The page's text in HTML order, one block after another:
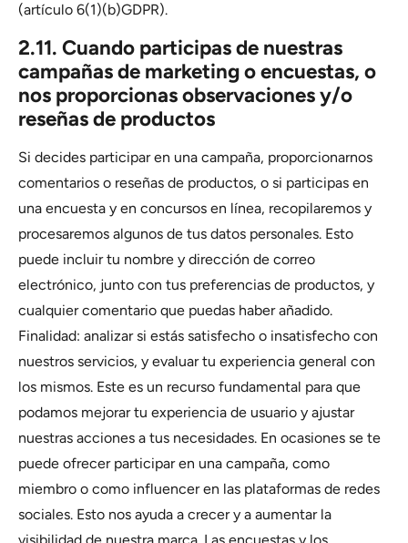
(artículo 6(1)(b)GDPR).
2.11. Cuando participas de nuestras
campañas de marketing o encuestas, o
nos proporcionas observaciones y/o
reseñas de productos
Si decides participar en una campaña, proporcionarnos
comentarios o reseñas de productos, o si participas en
una encuesta y en concursos en línea, recopilaremos y
procesaremos algunos de tus datos personales. Esto
puede incluir tu nombre y dirección de correo
electrónico, junto con tus preferencias de productos, y
cualquier comentario que puedas haber añadido.
Finalidad: analizar si estás satisfecho o insatisfecho con
nuestros servicios, y evaluar tu experiencia general con
los mismos. Este es un recurso fundamental para que
podamos mejorar tu experiencia de usuario y ajustar
nuestras acciones a tus necesidades. En ocasiones se te
puede ofrecer participar en una campaña, como
miembro o como influencer en las plataformas de redes
sociales. Esto nos ayuda a crecer y a aumentar la